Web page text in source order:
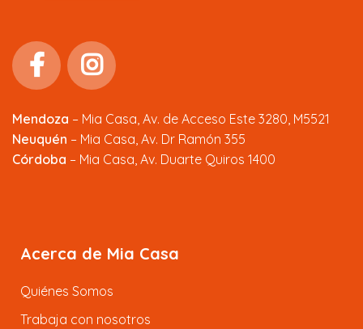
Mendoza – Mia Casa, Av. de Acceso Este 3280, M5521
Neuquén – Mia Casa, Av. Dr Ramón 355
Córdoba – Mia Casa, Av. Duarte Quiros 1400
Acerca de Mia Casa
Quiénes Somos
Trabaja con nosotros